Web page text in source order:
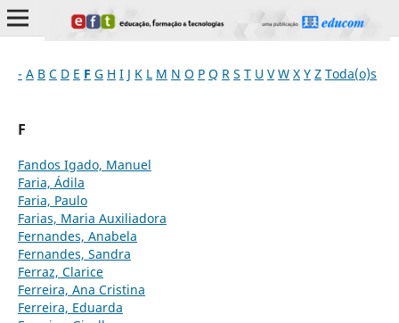
- A B C D E F G H I J K L M N O P Q R S T U V W X Y Z Toda(o)s
F
Fandos Igado, Manuel
Faria, Ádila
Faria, Paulo
Farias, Maria Auxiliadora
Fernandes, Anabela
Fernandes, Sandra
Ferraz, Clarice
Ferreira, Ana Cristina
Ferreira, Eduarda